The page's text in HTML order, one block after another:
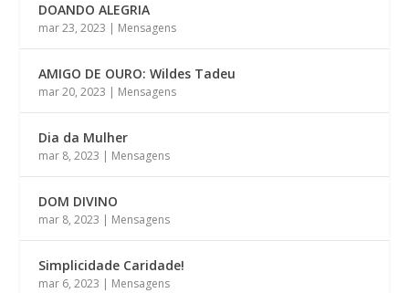
DOANDO ALEGRIA
mar 23, 2023 | Mensagens
AMIGO DE OURO: Wildes Tadeu
mar 20, 2023 | Mensagens
Dia da Mulher
mar 8, 2023 | Mensagens
DOM DIVINO
mar 8, 2023 | Mensagens
Simplicidade Caridade!
mar 6, 2023 | Mensagens